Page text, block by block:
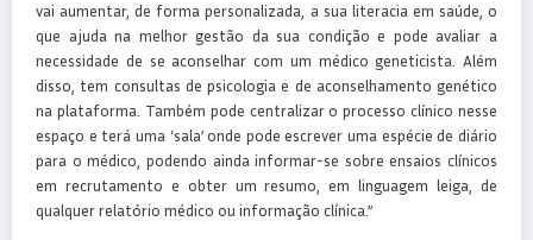
vai aumentar, de forma personalizada, a sua literacia em saúde, o
que ajuda na melhor gestão da sua condição e pode avaliar a
necessidade de se aconselhar com um médico geneticista. Além
disso, tem consultas de psicologia e de aconselhamento genético
na plataforma. Também pode centralizar o processo clínico nesse
espaço e terá uma ‘sala’ onde pode escrever uma espécie de diário
para o médico, podendo ainda informar-se sobre ensaios clínicos
em recrutamento e obter um resumo, em linguagem leiga, de
qualquer relatório médico ou informação clínica.”